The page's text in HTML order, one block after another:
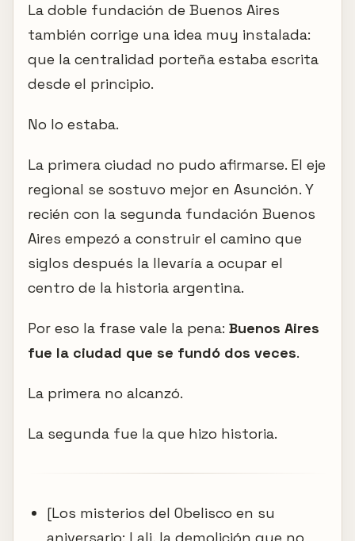
La doble fundación de Buenos Aires
también corrige una idea muy instalada:
que la centralidad porteña estaba escrita
desde el principio.
No lo estaba.
La primera ciudad no pudo afirmarse. El eje
regional se sostuvo mejor en Asunción. Y
recién con la segunda fundación Buenos
Aires empezó a construir el camino que
siglos después la llevaría a ocupar el
centro de la historia argentina.
Por eso la frase vale la pena: Buenos Aires
fue la ciudad que se fundó dos veces.
La primera no alcanzó.
La segunda fue la que hizo historia.
[Los misterios del Obelisco en su